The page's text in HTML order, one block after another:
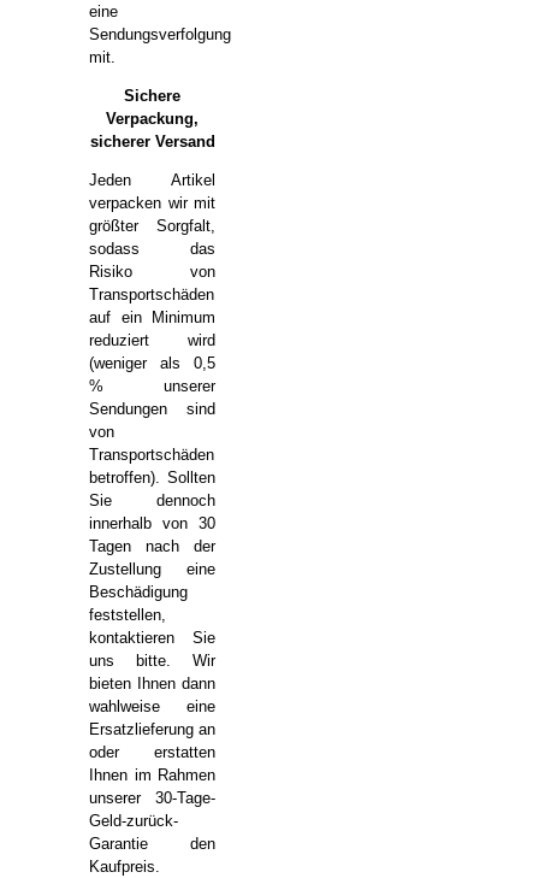
eine
Sendungsverfolgung
mit.
Sichere
Verpackung,
sicherer Versand
Jeden Artikel
verpacken wir mit
größter Sorgfalt,
sodass das
Risiko von
Transportschäden
auf ein Minimum
reduziert wird
(weniger als 0,5
% unserer
Sendungen sind
von
Transportschäden
betroffen). Sollten
Sie dennoch
innerhalb von 30
Tagen nach der
Zustellung eine
Beschädigung
feststellen,
kontaktieren Sie
uns bitte. Wir
bieten Ihnen dann
wahlweise eine
Ersatzlieferung an
oder erstatten
Ihnen im Rahmen
unserer 30-Tage-
Geld-zurück-
Garantie den
Kaufpreis.